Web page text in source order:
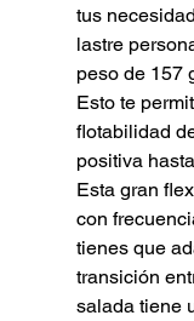
tus
lastre
peso de 157
Esto te
flotabilidad
positiva
Esta gran
con
tienes que
transición
salada tiene